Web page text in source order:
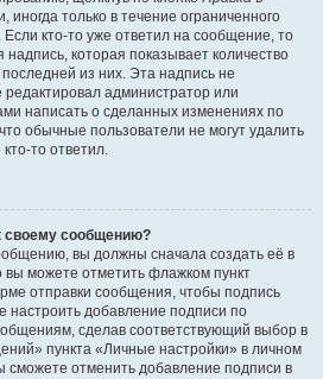
только в течение ограниченного
кто-то уже ответил на сообщение, то
которая показывает количество
из них. Эта надпись не
администратор или
написать о сделанных изменениях по
обычные пользователи не могут удалить
то ответил.
своему сообщению?
вы должны сначала создать её в
вы можете отметить флажком пункт
отправки сообщения, чтобы подпись
настроить добавление подписи по
сделав соответствующий выбор в
пункта «Личные настройки» в личном
сможете отменить добавление подписи в